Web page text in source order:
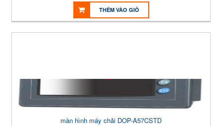
THÊM VÀO GIỎ
màn hình máy chải DOP-A57CSTD